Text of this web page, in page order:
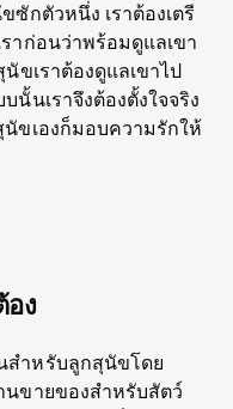
ซักตัวหนึ่ง เราต้องเตรี
าก่อนว่าพร้อมดูแลเขา
ขเราต้องดูแลเขาไป
นั้นเราจึงต้องตั้งใจจริง
ขเองก็มอบความรักให้
อง
สำหรับลูกสุนัขโดย
นขายของสำหรับสัตว์